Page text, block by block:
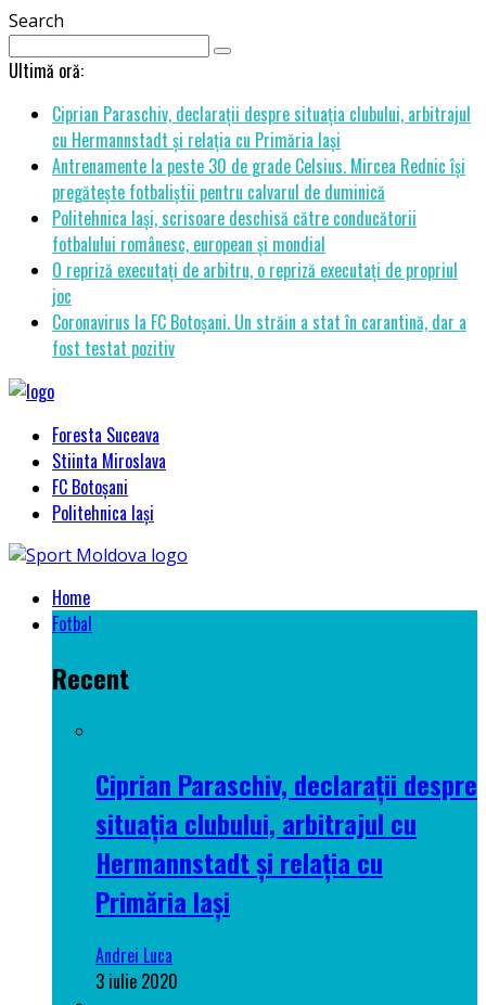
Search
Ultimă oră:
Ciprian Paraschiv, declarații despre situația clubului, arbitrajul
cu Hermannstadt și relația cu Primăria Iași
Antrenamente la peste 30 de grade Celsius. Mircea Rednic își
pregătește fotbaliștii pentru calvarul de duminică
Politehnica Iași, scrisoare deschisă către conducătorii
fotbalului românesc, european și mondial
O repriză executați de arbitru, o repriză executați de propriul
joc
Coronavirus la FC Botoșani. Un străin a stat în carantină, dar a
fost testat pozitiv
Foresta Suceava
Stiinta Miroslava
FC Botoșani
Politehnica Iași
Home
Fotbal
Recent
Ciprian Paraschiv, declarații despre
situația clubului, arbitrajul cu
Hermannstadt și relația cu
Primăria Iași
Andrei Luca
3 iulie 2020